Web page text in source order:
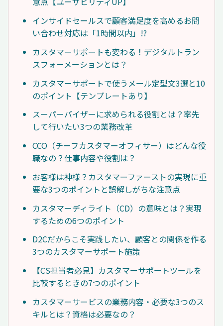
インサイドセールスで顧客満足度を高めるお問
い合わせ対応は「1時間以内」!?
カスタマーサポートも変わる！デジタルトラン
スフォーメーションとは？
カスタマーサポートで使うメール定型文3選と10
のポイント【テンプレートあり】
スーパーバイザーに求められる役割とは？率先
して行いたい3つの業務改革
CCO（チーフカスタマーオフィサー）はどんな役
職なの？仕事内容や役割は？
お客様は神様？カスタマーファーストの実現に重
要な3つのポイントと誤解しがちな注意点
カスタマーディライト（CD）の意味とは？実現
するための6つのポイント
D2Cだからこそ実践したい、顧客との関係を作る
3つのカスタマーサポート施策
【CS担当者必見】カスタマーサポートツールを
比較するときの7つのポイント
カスタマーサービスの業務内容・必要な3つのス
キルとは？資格は必要なの？